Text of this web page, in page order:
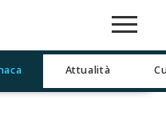
Attualità